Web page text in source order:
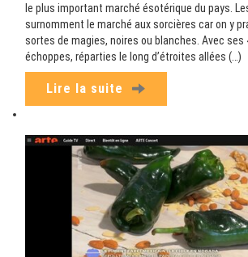
le plus important marché ésotérique du pays.
surnomment le marché aux sorcières car on y
sortes de magies, noires ou blanches. Avec ses
échoppes, réparties le long d’étroites allées (…)
Lire la suite